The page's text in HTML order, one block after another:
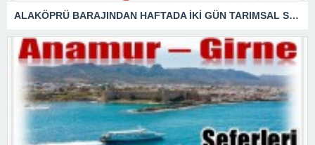
ALAKÖPRÜ BARAJINDAN HAFTADA İKİ GÜN TARIMSAL SULAMA SUYU VERİLEMEYECEK